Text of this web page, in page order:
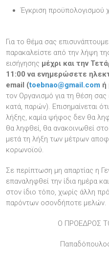
Έγκριση προϋπολογισμού
Για το θέμα σας
παρακαλείστε από την λήψη
εισήγησης μέχρι και την
11:00 να ενημερώσετε
email (toebnao@gmail.com ή
τον Οργανισμό για τη θέση
κατά, παρών). Επισημαίνεται
λήξης, καμία ψήφος δεν θα
θα ληφθεί, θα ανακοινωθεί
μετά τη λήξη των μέτρων
κορωνοϊού.
Σε περίπτωση μη απαρτίας η
επαναληφθεί την ίδια ημέρα
στον ίδιο τόπο, χωρίς άλλη
παρόντων οσονδήποτε μελών.
Ο ΠΡΟΕΔΡΟΣ